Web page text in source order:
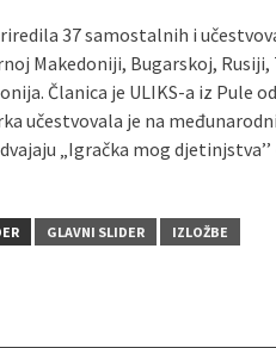
37 samostalnih i
Makedoniji, Bugarskoj,
Članica je ULIKS-a iz Pule
učestvovala je na
„Igračka mog djetinjstva’’
GLAVNI SLIDER IZLOŽBE